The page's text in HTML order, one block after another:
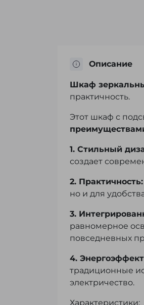
Описание
Шкаф
практичность.
Этот шкаф с
1. Стильный
создает
2. Практичность:
но и для
3.
равномерное
повседневных
4.
традиционные
электричество.
Характеристики: